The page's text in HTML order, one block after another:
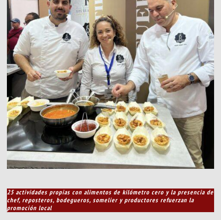
25 actividades propias con alimentos de kilómetro cero y la presencia de
chef, reposteros, bodegueros, somelier y productores refuerzan la
promoción local